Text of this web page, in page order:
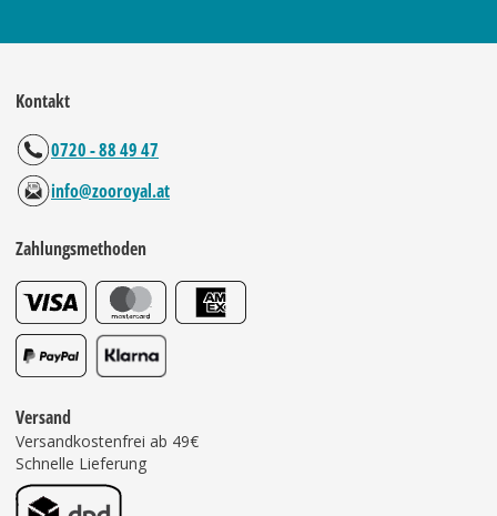
Kontakt
0720 - 88 49 47
info@zooroyal.at
Zahlungsmethoden
Versand
Versandkostenfrei ab 49€
Schnelle Lieferung